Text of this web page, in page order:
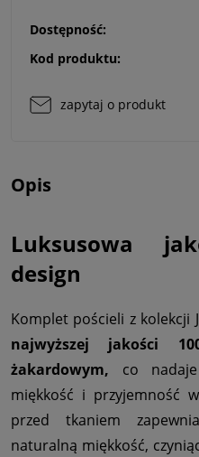
Dostępność:
Kod produktu:
zapytaj o produkt
Opis
Luksusowa
design
Komplet pościeli z kolekcji
najwyższej jakości
żakardowym, co
miękkość i przyjemność
przed tkaniem
naturalną miękkość,